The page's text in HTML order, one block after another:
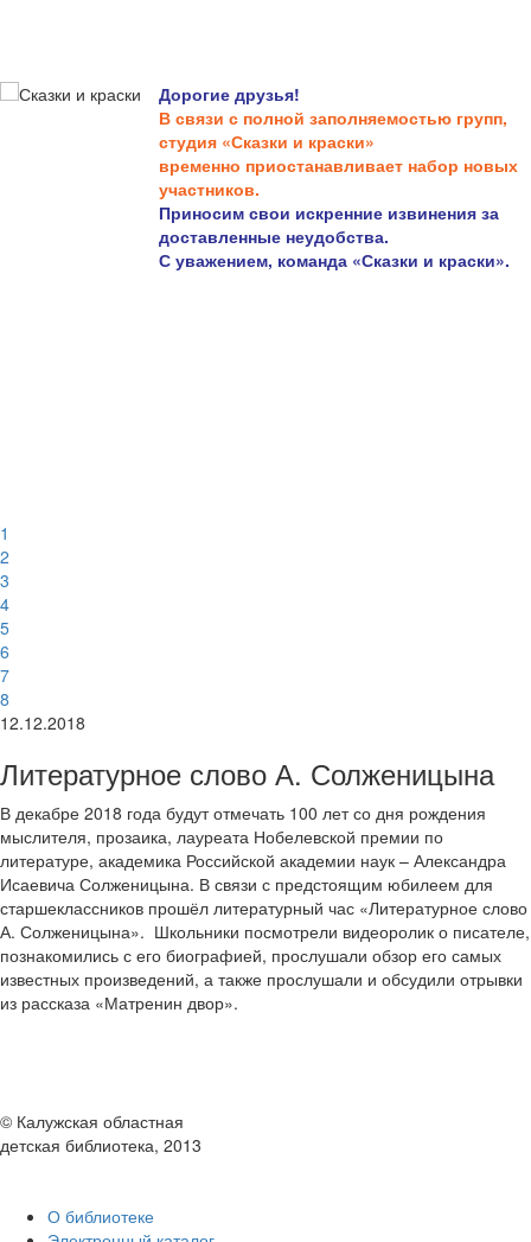
Дорогие друзья!
В связи с полной заполняемостью групп,
студия «Сказки и краски»
временно приостанавливает набор новых
участников.
Приносим свои искренние извинения за
доставленные неудобства.
С уважением, команда «Сказки и краски».
1
2
3
4
5
6
7
8
12.12.2018
Литературное слово А. Солженицына
В декабре 2018 года будут отмечать 100 лет со дня рождения
мыслителя, прозаика, лауреата Нобелевской премии по
литературе, академика Российской академии наук – Александра
Исаевича Солженицына. В связи с предстоящим юбилеем для
старшеклассников прошёл литературный час «Литературное слово
А. Солженицына». Школьники посмотрели видеоролик о писателе,
познакомились с его биографией, прослушали обзор его самых
известных произведений, а также прослушали и обсудили отрывки
из рассказа «Матренин двор».
© Калужская областная
детская библиотека, 2013
О библиотеке